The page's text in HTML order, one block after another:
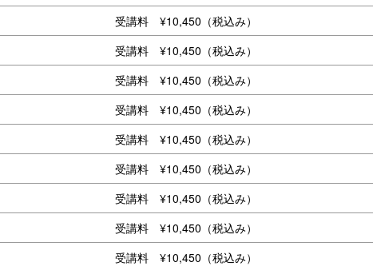
受講料 ¥10,450（税込み）
受講料 ¥10,450（税込み）
受講料 ¥10,450（税込み）
受講料 ¥10,450（税込み）
受講料 ¥10,450（税込み）
受講料 ¥10,450（税込み）
受講料 ¥10,450（税込み）
受講料 ¥10,450（税込み）
受講料 ¥10,450（税込み）